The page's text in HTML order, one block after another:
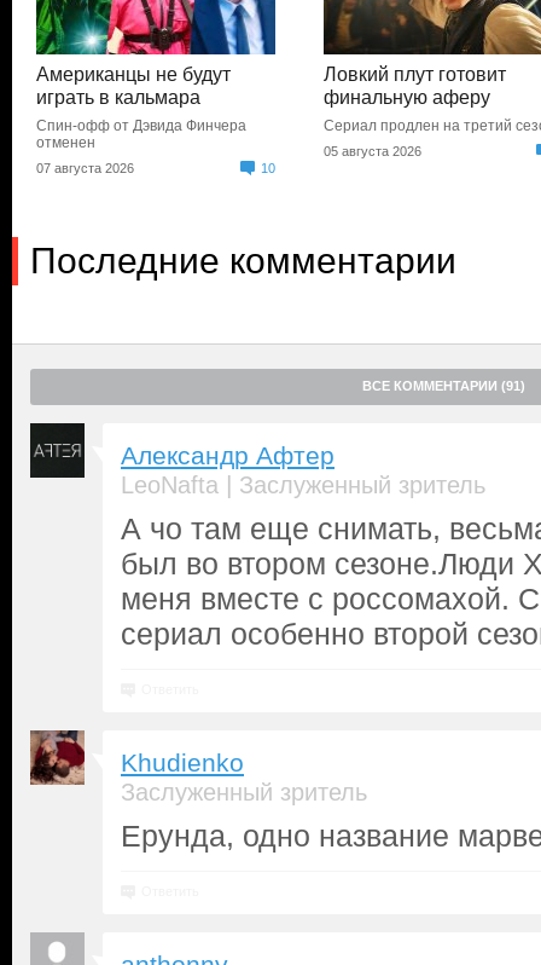
Американцы не будут
играть в кальмара
Спин-офф от Дэвида Финчера
отменен
07 августа 2026 10
Ловкий плут готовит
финальную аферу
Сериал продлен на третий
05 августа 2026
Последние комментарии
ВСЕ КОММЕНТАРИИ (91)
Александр Афтер
LeoNafta | Заслуженный зритель
А чо там еще снимать,
был во втором сезоне.Люди
меня вместе с россомахой.
сериал особенно второй
Khudienko
Заслуженный зритель
Ерунда, одно название